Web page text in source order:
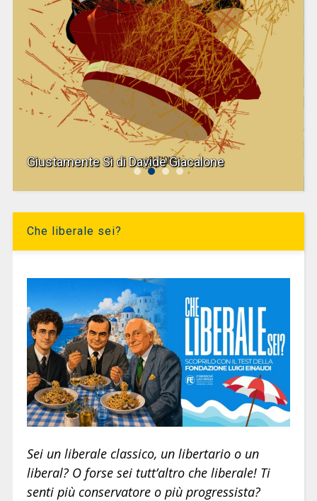
Giustamente Sì di Davide Giacalone
Che liberale sei?
Sei un liberale classico, un libertario o un
liberal? O forse sei tutt’altro che liberale! Ti
senti più conservatore o più progressista?